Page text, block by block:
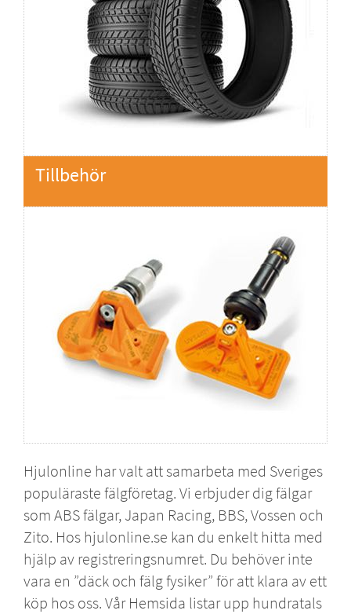
Tillbehör
Hjulonline har valt att samarbeta med Sveriges
populäraste fälgföretag. Vi erbjuder dig fälgar
som ABS fälgar, Japan Racing, BBS,Vossen och
Zito. Hos hjulonline.se kan du enkelt hitta med
hjälp av registreringsnumret. Du behöver inte
vara en ”däck och fälg fysiker” för att klara av ett
köp hos oss. Vår Hemsida listar upp hundratals